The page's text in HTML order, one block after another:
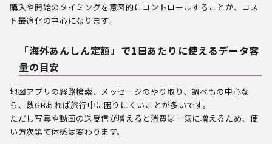
購入や開始のタイミングを意図的にコントロールすることが、コス
ト最適化の中心になります。
「海外あんしん定額」で1日あたりに使えるデータ容
量の目安
地図アプリの経路検索、メッセージのやり取り、調べもの中心な
ら、数GBあれば旅行中に困りにくいことが多いです。
ただし写真や動画の送受信が増えると消費は一気に増えるため、使
い方次第で体感は変わります。